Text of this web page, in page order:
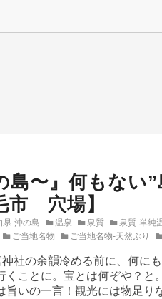
島〜』何もない
市 穴場】
県-沖の島 温泉 泉質 泉質-単純
ご当地名物 ご当地名物-天然ぶり
社の余韻冷める前に、何にも
くことに。宝とは何ぞや？と
旨いの一言！観光には物足り